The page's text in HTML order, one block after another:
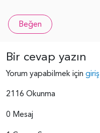
Beğen
Bir cevap yazın
Yorum yapabilmek için
2116 Okunma
0 Mesaj